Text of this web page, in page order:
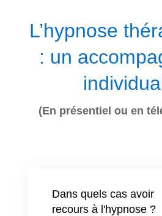
L’hypnose
: un
(En présentiel ou en
Dans quels cas avoir
recours à l'hypnose ?